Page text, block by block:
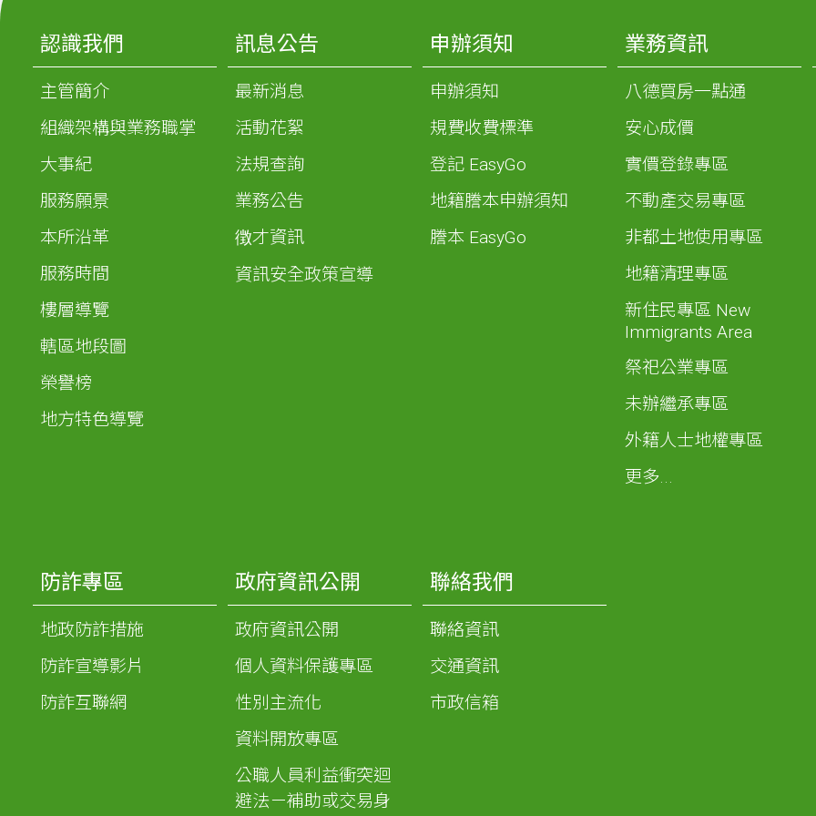
認識我們
主管簡介
組織架構與業務職掌
大事紀
服務願景
本所沿革
服務時間
樓層導覽
轄區地段圖
榮譽榜
地方特色導覽
訊息公告
最新消息
活動花絮
法規查詢
業務公告
徴才資訊
資訊安全政策宣導
申辦須知
申辦須知
規費收費標準
登記 EasyGo
地籍謄本申辦須知
謄本 EasyGo
業務資訊
八德買房一點通
安心成價
實價登錄專區
不動產交易專區
非都土地使用專區
地籍清理專區
新住民專區 New
Immigrants Area
祭祀公業專區
未辦繼承專區
外籍人士地權專區
更多...
防詐專區
地政防詐措施
防詐宣導影片
防詐互聯網
政府資訊公開
政府資訊公開
個人資料保護專區
性別主流化
資料開放專區
公職人員利益衝突迴
避法－補助或交易身
聯絡我們
聯絡資訊
交通資訊
市政信箱